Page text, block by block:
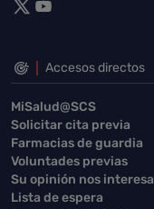
Accesos directos
MiSalud@SCS
Solicitar cita previa
Farmacias de guardia
Voluntades previas
Su opinión nos interesa
Lista de espera